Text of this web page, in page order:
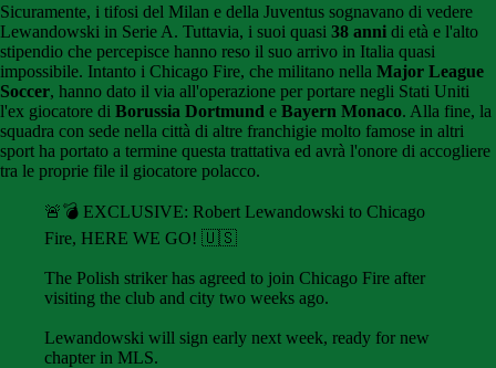
Sicuramente, i tifosi del Milan e della Juventus sognavano di vedere
Lewandowski in Serie A. Tuttavia, i suoi quasi 38 anni di età e l'alto
stipendio che percepisce hanno reso il suo arrivo in Italia quasi
impossibile. Intanto i Chicago Fire, che militano nella Major League
Soccer, hanno dato il via all'operazione per portare negli Stati Uniti
l'ex giocatore di Borussia Dortmund e Bayern Monaco. Alla fine, la
squadra con sede nella città di altre franchigie molto famose in altri
sport ha portato a termine questa trattativa ed avrà l'onore di accogliere
tra le proprie file il giocatore polacco.
🚨💣 EXCLUSIVE: Robert Lewandowski to Chicago
Fire, HERE WE GO! 🇺🇸
The Polish striker has agreed to join Chicago Fire after
visiting the club and city two weeks ago.
Lewandowski will sign early next week, ready for new
chapter in MLS.